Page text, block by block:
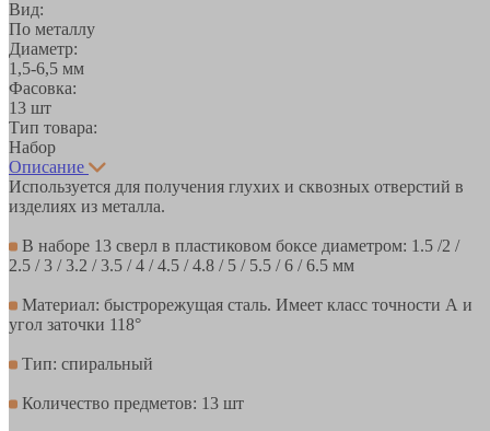
Вид:
По металлу
Диаметр:
1,5-6,5 мм
Фасовка:
13 шт
Тип товара:
Набор
Описание
Используется для получения глухих и сквозных отверстий в
изделиях из металла.
В наборе 13 сверл в пластиковом боксе диаметром: 1.5 /2 /
2.5 / 3 / 3.2 / 3.5 / 4 / 4.5 / 4.8 / 5 / 5.5 / 6 / 6.5 мм
Материал: быстрорежущая сталь. Имеет класс точности А и
угол заточки 118°
Тип: спиральный
Количество предметов: 13 шт